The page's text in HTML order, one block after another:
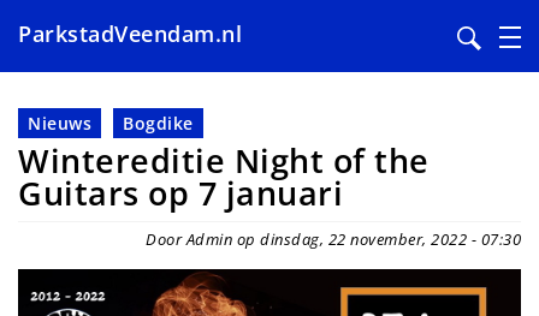
en
naar
de
inhoud
ParkstadVeendam.nl
Nieuws Bogdike
Wintereditie Night of the
Guitars op 7 januari
Door Admin op dinsdag, 22 november, 2022 - 07:30